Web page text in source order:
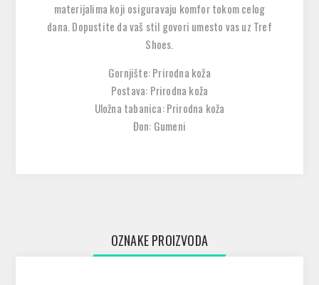
materijalima koji osiguravaju komfor tokom celog
dana. Dopustite da vaš stil govori umesto vas uz Tref
Shoes.
Gornjište: Prirodna koža
Postava: Prirodna koža
Uložna tabanica: Prirodna koža
Đon: Gumeni
OZNAKE PROIZVODA